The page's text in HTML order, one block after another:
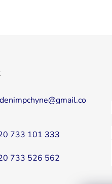
@gmail.co
733 101 333
733 526 562